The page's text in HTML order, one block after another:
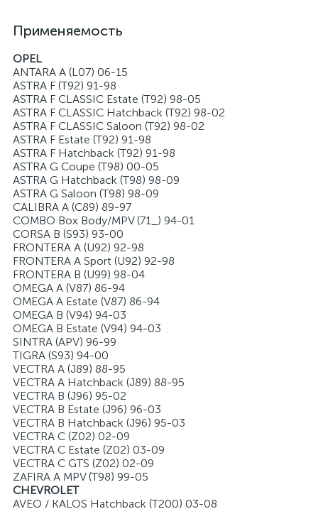
Применяемость
OPEL
ANTARA A (L07) 06-15
ASTRA F (T92) 91-98
ASTRA F CLASSIC Estate (T92) 98-05
ASTRA F CLASSIC Hatchback (T92) 98-02
ASTRA F CLASSIC Saloon (T92) 98-02
ASTRA F Estate (T92) 91-98
ASTRA F Hatchback (T92) 91-98
ASTRA G Coupe (T98) 00-05
ASTRA G Hatchback (T98) 98-09
ASTRA G Saloon (T98) 98-09
CALIBRA A (C89) 89-97
COMBO Box Body/MPV (71_) 94-01
CORSA B (S93) 93-00
FRONTERA A (U92) 92-98
FRONTERA A Sport (U92) 92-98
FRONTERA B (U99) 98-04
OMEGA A (V87) 86-94
OMEGA A Estate (V87) 86-94
OMEGA B (V94) 94-03
OMEGA B Estate (V94) 94-03
SINTRA (APV) 96-99
TIGRA (S93) 94-00
VECTRA A (J89) 88-95
VECTRA A Hatchback (J89) 88-95
VECTRA B (J96) 95-02
VECTRA B Estate (J96) 96-03
VECTRA B Hatchback (J96) 95-03
VECTRA C (Z02) 02-09
VECTRA C Estate (Z02) 03-09
VECTRA C GTS (Z02) 02-09
ZAFIRA A MPV (T98) 99-05
CHEVROLET
AVEO / KALOS Hatchback (T200) 03-08